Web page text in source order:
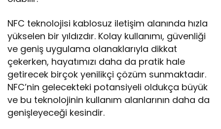
NFC teknolojisi kablosuz iletişim alanında hızla
yükselen bir yıldızdır. Kolay kullanımı, güvenliği
ve geniş uygulama olanaklarıyla dikkat
çekerken, hayatımızı daha da pratik hale
getirecek birçok yenilikçi çözüm sunmaktadır.
NFC’nin gelecekteki potansiyeli oldukça büyük
ve bu teknolojinin kullanım alanlarının daha da
genişleyeceği kesindir.